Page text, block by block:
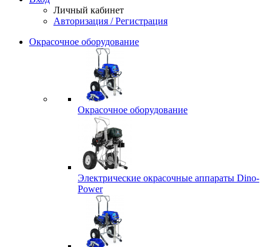
Личный кабинет
Авторизация / Регистрация
Окрасочное оборудование
Окрасочное оборудование
Электрические окрасочные аппараты Dino-
Power